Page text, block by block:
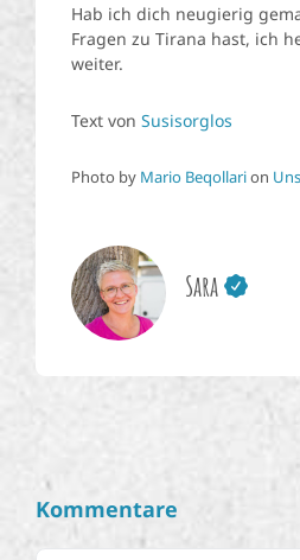
Hab ich dich neugierig
Fragen zu Tirana hast, ich
weiter.
Text von Susisorglos
Photo by Mario Beqollarion
Sara
Kommentare